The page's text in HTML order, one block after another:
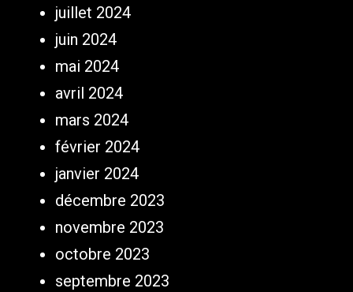
juillet 2024
juin 2024
mai 2024
avril 2024
mars 2024
février 2024
janvier 2024
décembre 2023
novembre 2023
octobre 2023
septembre 2023